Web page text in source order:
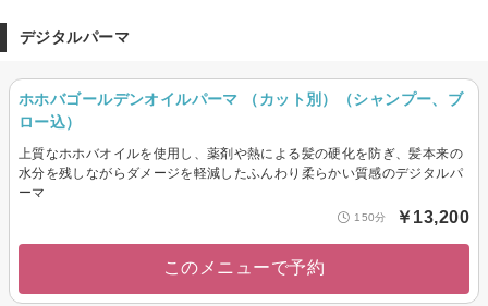
デジタルパーマ
ホホバゴールデンオイルパーマ （カット別）（シャンプー、ブ
ロー込）
上質なホホバオイルを使用し、薬剤や熱による髪の硬化を防ぎ、髪本来の
水分を残しながらダメージを軽減したふんわり柔らかい質感のデジタルパ
ーマ
150分 ￥13,200
このメニューで予約